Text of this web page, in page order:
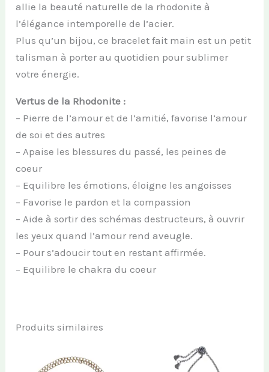
allie la beauté naturelle de la rhodonite à
l’élégance intemporelle de l’acier.
Plus qu’un bijou, ce bracelet fait main est un petit
talisman à porter au quotidien pour sublimer
votre énergie.
Vertus de la Rhodonite :
– Pierre de l’amour et de l’amitié, favorise l’amour
de soi et des autres
– Apaise les blessures du passé, les peines de
coeur
– Equilibre les émotions, éloigne les angoisses
– Favorise le pardon et la compassion
– Aide à sortir des schémas destructeurs, à ouvrir
les yeux quand l’amour rend aveugle.
– Pour s’adoucir tout en restant affirmée.
– Equilibre le chakra du coeur
Produits similaires